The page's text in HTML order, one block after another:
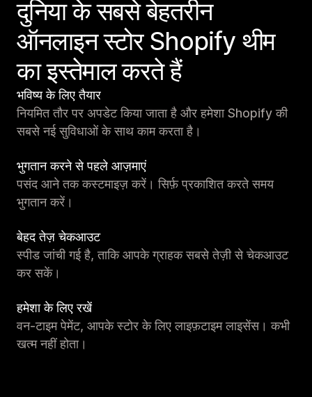
दुनिया के सबसे बेहतरीन
ऑनलाइन स्टोर Shopify थीम
का इस्तेमाल करते हैं
भविष्य के लिए तैयार
नियमित तौर पर अपडेट किया जाता है और हमेशा Shopify की
सबसे नई सुविधाओं के साथ काम करता है।
भुगतान करने से पहले आज़माएं
पसंद आने तक कस्टमाइज़ करें। सिर्फ़ प्रकाशित करते समय
भुगतान करें।
बेहद तेज़ चेकआउट
स्पीड जांची गई है, ताकि आपके ग्राहक सबसे तेज़ी से चेकआउट
कर सकें।
हमेशा के लिए रखें
वन-टाइम पेमेंट, आपके स्टोर के लिए लाइफ़टाइम लाइसेंस। कभी
खत्म नहीं होता।